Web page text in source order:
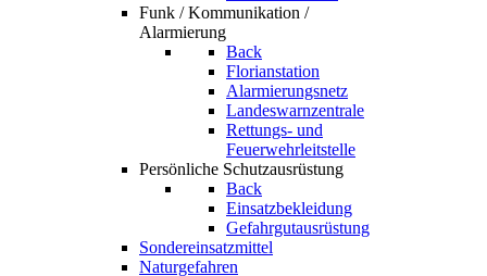
Funk / Kommunikation /
Alarmierung
Back
Florianstation
Alarmierungsnetz
Landeswarnzentrale
Rettungs- und
Feuerwehrleitstelle
Persönliche Schutzausrüstung
Back
Einsatzbekleidung
Gefahrgutausrüstung
Sondereinsatzmittel
Naturgefahren